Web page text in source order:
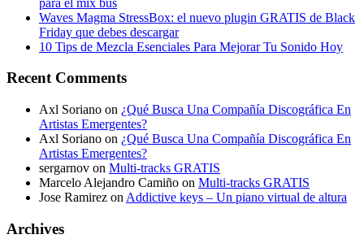
Waves Magma StressBox: el nuevo plugin GRATIS de Black
Friday que debes descargar
10 Tips de Mezcla Esenciales Para Mejorar Tu Sonido Hoy
Recent Comments
Axl Soriano on ¿Qué Busca Una Compañía Discográfica En
Artistas Emergentes?
Axl Soriano on ¿Qué Busca Una Compañía Discográfica En
Artistas Emergentes?
sergarnov on Multi-tracks GRATIS
Marcelo Alejandro Camiño on Multi-tracks GRATIS
Jose Ramirez on Addictive keys – Un piano virtual de altura
Archives